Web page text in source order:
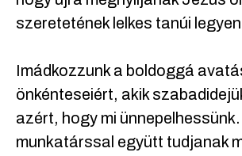
szeretetének lelkes tanúi
Imádkozzunk a boldoggá
önkénteseiért, akik
azért, hogy mi
munkatárssal együtt tudjanak